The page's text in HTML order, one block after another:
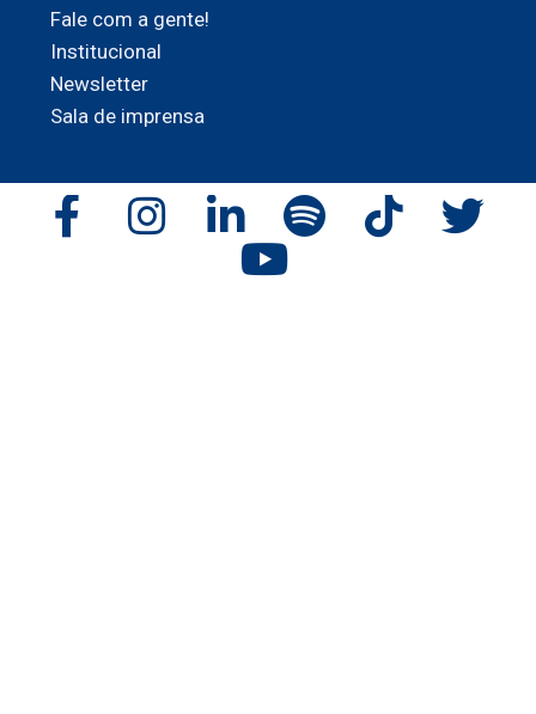
Fale com a gente!
Institucional
Newsletter
Sala de imprensa